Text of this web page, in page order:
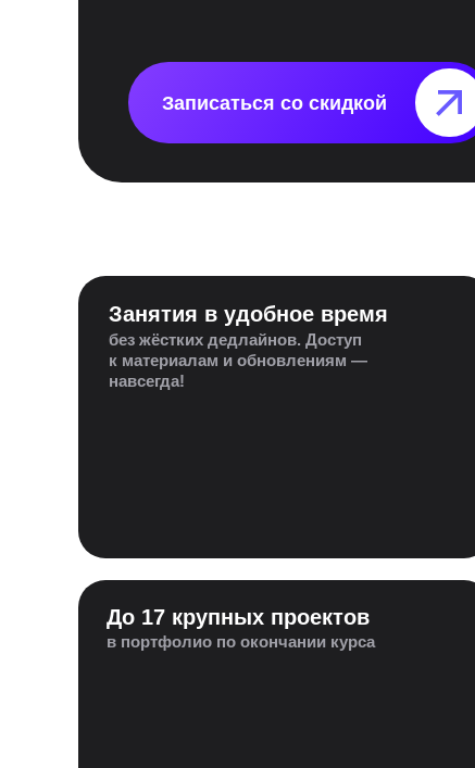
Записаться со скидкой⠀⠀⠀⠀⠀
Занятия в удобное время
без жёстких дедлайнов. Доступ
к материалам и обновлениям —
навсегда!
До 17 крупных проектов
в портфолио по окончании курса